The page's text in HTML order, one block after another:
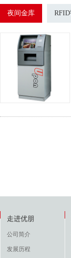
夜间金库
走进优朋
公司简介
发展历程